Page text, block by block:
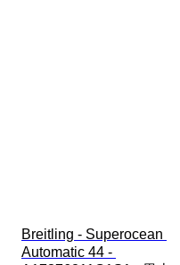
Breitling - Superocean
Automatic 44 -